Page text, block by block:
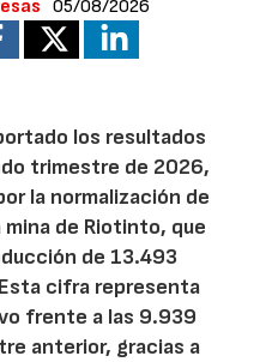
05/08/2026
los resultados
trimestre de 2026,
la normalización de
de Riotinto, que
de 13.493
cifra representa
frente a las 9.939
anterior, gracias a